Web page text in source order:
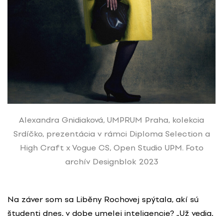
Alexandra Gnidiaková, UMPRUM Praha, kolekcia
Srdíčko, prezentácia v rámci Diploma Selection a
High Craft x Vogue CS, Open Studio UPM. Foto
archív Designblok 2023
Na záver som sa Liběny Rochovej spýtala, akí sú
študenti dnes, v dobe umelej inteligencie? „Už vedia,